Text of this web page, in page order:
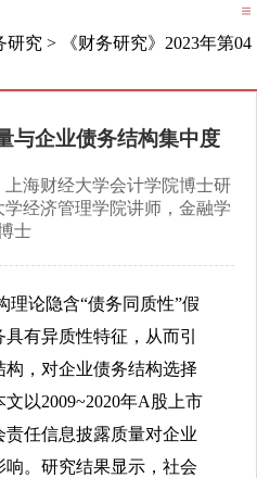
研究 >
《财务研究》2023年第04
与企业债务结构集中度
海财经大学会计学院博士研
经济管理学院讲师，金融学
士
理论隐含“债务同质性”假
有异质性特征，从而引
，对企业债务结构选择
以2009~2020年A股上市
任信息披露质量对企业
。研究结果显示，社会